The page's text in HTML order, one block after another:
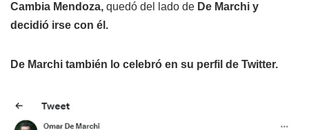
Cambia Mendoza, quedó del lado de De Marchi y
decidió irse con él.
De Marchi también lo celebró en su perfil de Twitter.